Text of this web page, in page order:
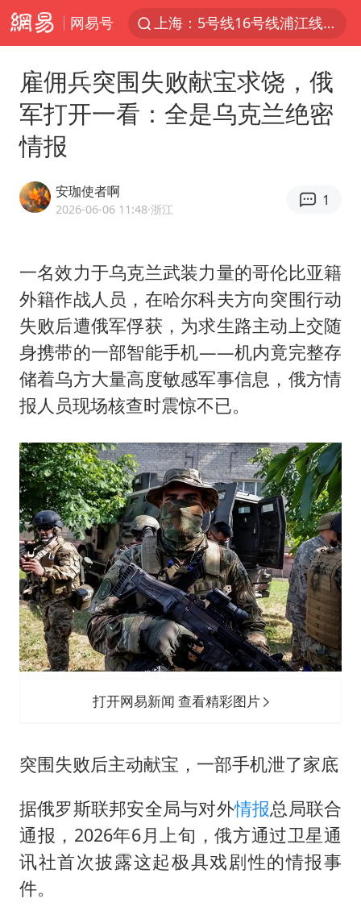
网易号
上海：5号线16号线浦江线全线停运
今日15时起福州地铁高架区段停运
国足U17与阿森纳决赛取消 并列冠军
2025年小学教师减少13.19万
泰国：高度重视中国游客旅游体验
上海大部迎大暴雨
《龙餐馆》 冲奖
蒯曼挺进WTT横滨冠军赛女单四强
以军士兵把枪口对准中国记者
白海豚5次眼壁置换
构建更高水平的全民健身公共服务体系
雇佣兵突围失败献宝求饶，俄
军打开一看：全是乌克兰绝密
情报
安珈使者啊
2026-06-06 11:48·浙江
1
一名效力于乌克兰武装力量的哥伦比亚籍
外籍作战人员，在哈尔科夫方向突围行动
失败后遭俄军俘获，为求生路主动上交随
身携带的一部智能手机——机内竟完整存
储着乌方大量高度敏感军事信息，俄方情
报人员现场核查时震惊不已。
打开网易新闻 查看精彩图片
突围失败后主动献宝，一部手机泄了家底
据俄罗斯联邦安全局与对外情报总局联合
通报，2026年6月上旬，俄方通过卫星通
讯社首次披露这起极具戏剧性的情报事
件。